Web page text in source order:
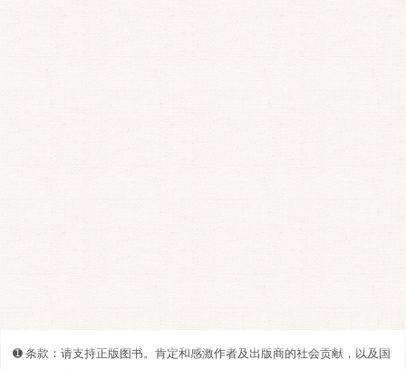
➊️ 条款：请支持正版图书。肯定和感激作者及出版商的社会贡献，以及国